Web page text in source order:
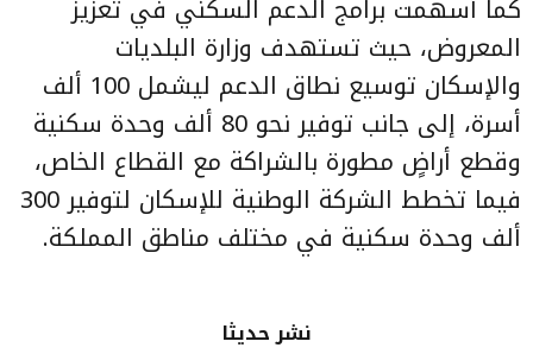
كما أسهمت برامج الدعم السكني في تعزيز
المعروض، حيث تستهدف وزارة البلديات
والإسكان توسيع نطاق الدعم ليشمل 100 ألف
أسرة، إلى جانب توفير نحو 80 ألف وحدة سكنية
وقطع أراضٍ مطورة بالشراكة مع القطاع الخاص،
فيما تخطط الشركة الوطنية للإسكان لتوفير 300
ألف وحدة سكنية في مختلف مناطق المملكة.
نشر حديثا